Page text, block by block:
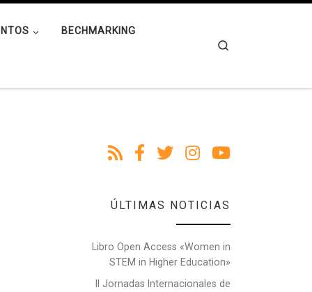
BECHMARKING
ÚLTIMAS NOTICIAS
Libro Open Access «Women in
STEM in Higher Education»
II Jornadas Internacionales de